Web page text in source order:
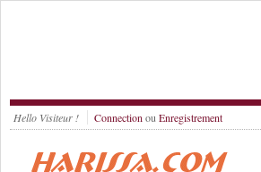
Hello Visiteur ! Connection ou Enregistrement